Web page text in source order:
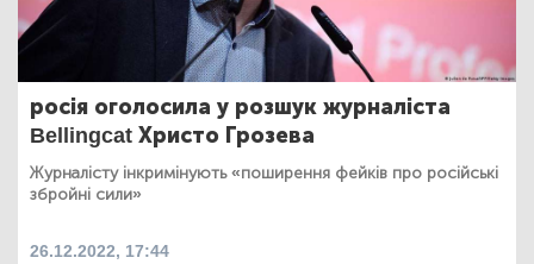
росія оголосила у розшук журналіста
Bellingcat Христо Грозева
Журналісту інкримінують «поширення фейків про російські
збройні сили»
26.12.2022, 17:44